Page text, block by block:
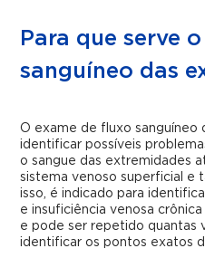
Para que serve
sanguíneo das
O exame de fluxo sanguíneo
identificar possíveis
o sangue das extremidades
sistema venoso superficial e
isso, é indicado para
e insuficiência venosa
e pode ser repetido quantas
identificar os pontos exatos